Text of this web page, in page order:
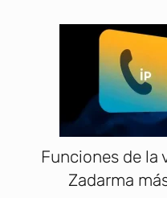
Funciones de la
Zadarma